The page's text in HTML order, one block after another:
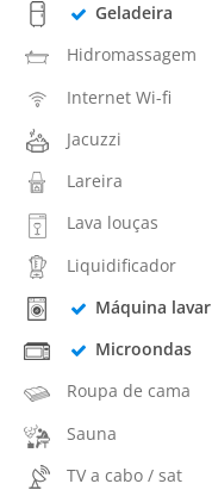
Geladeira
Hidromassagem
Internet Wi-fi
Jacuzzi
Lareira
Lava louças
Liquidificador
Máquina lavar
Microondas
Roupa de cama
Sauna
TV a cabo / sat